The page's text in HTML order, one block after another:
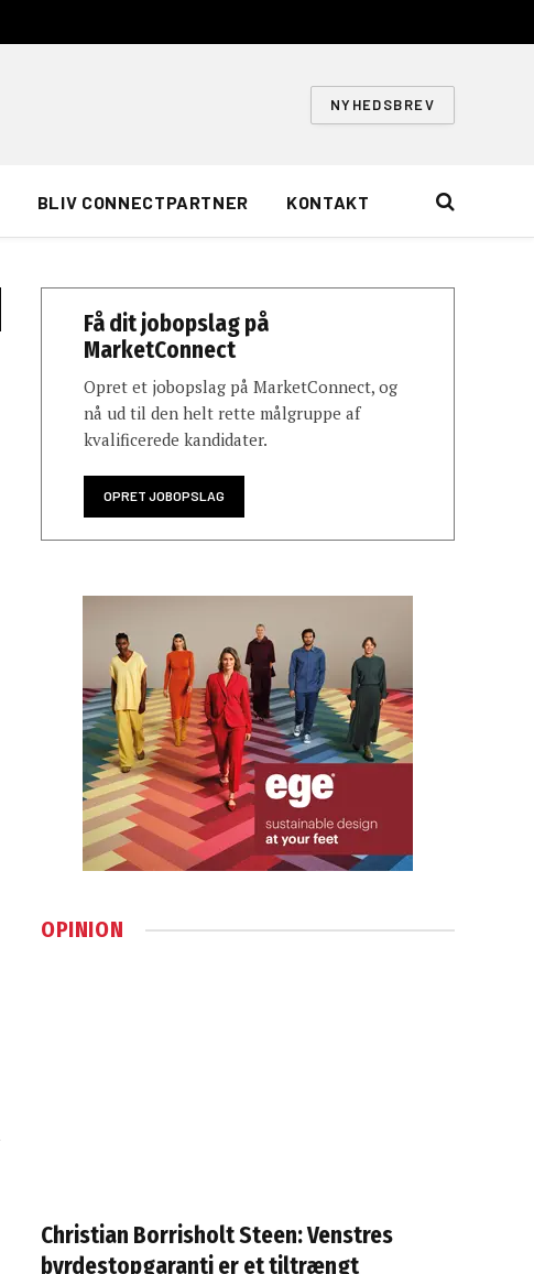
NYHEDSBREV
BLIV CONNECTPARTNER KONTAKT
Få dit jobopslag på
MarketConnect
Opret et jobopslag på MarketConnect, og
nå ud til den helt rette målgruppe af
kvalificerede kandidater.
OPRET JOBOPSLAG
OPINION
Christian Borrisholt Steen: Venstres
byrdestopgaranti er et tiltrængt